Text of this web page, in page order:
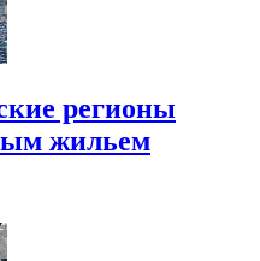
регионы
жильем